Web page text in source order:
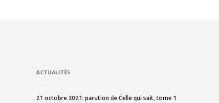
ACTUALITÉS
21 octobre 2021: parution de Celle qui sait, tome 1